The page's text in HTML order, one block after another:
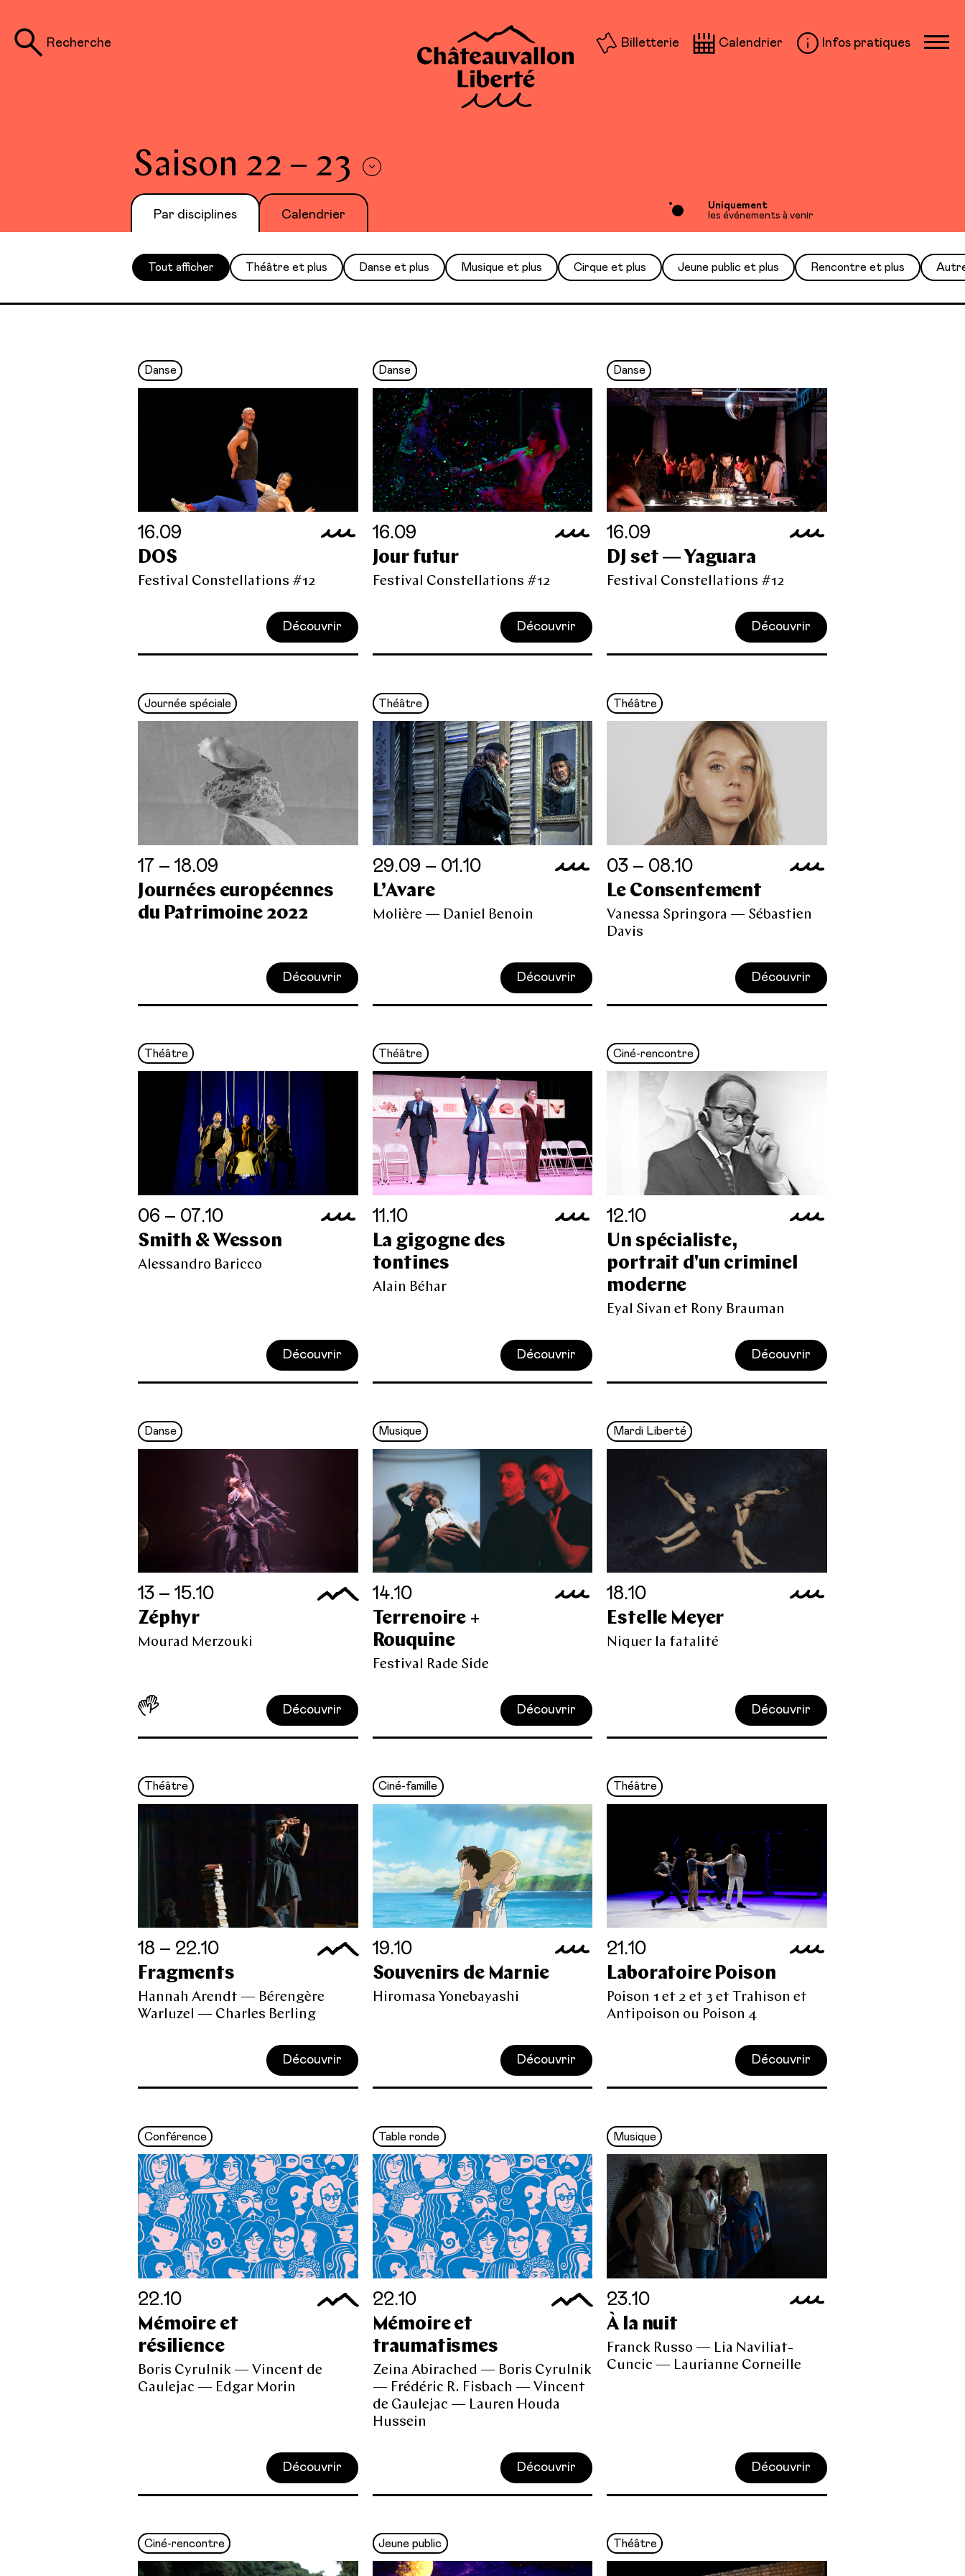
Recherche Billetterie Calendrier Infos pratiques
Saison 22 – 23
Par disciplines Calendrier
Uniquement
les événements à venir
Tout afficher Théâtre et plus Danse et plus Musique et plus Cirque et plus Jeune public et plus Rencontre et plus
Danse
16.09
DOS
Festival Constellations #12
Découvrir
Danse
16.09
Jour futur
Festival Constellations #12
Découvrir
Danse
16.09
DJ set — Yaguara
Festival Constellations #12
Découvrir
Journée spéciale
17 – 18.09
Journées européennes
du Patrimoine 2022
Découvrir
Théâtre
29.09 – 01.10
L’Avare
Molière — Daniel Benoin
Découvrir
Théâtre
03 – 08.10
Le Consentement
Vanessa Springora — Sébastien
Davis
Découvrir
Théâtre
06 – 07.10
Smith & Wesson
Alessandro Baricco
Découvrir
Théâtre
11.10
La gigogne des
tontines
Alain Béhar
Découvrir
Ciné-rencontre
12.10
Un spécialiste,
portrait d'un criminel
moderne
Eyal Sivan et Rony Brauman
Découvrir
Danse
13 – 15.10
Zéphyr
Mourad Merzouki
Découvrir
Musique
14.10
Terrenoire +
Rouquine
Festival Rade Side
Découvrir
Mardi Liberté
18.10
Estelle Meyer
Niquer la fatalité
Découvrir
Théâtre
18 – 22.10
Fragments
Hannah Arendt — Bérengère
Warluzel — Charles Berling
Découvrir
Ciné-famille
19.10
Souvenirs de Marnie
Hiromasa Yonebayashi
Découvrir
Théâtre
21.10
Laboratoire Poison
Poison 1 et 2 et 3 et Trahison et
Antipoison ou Poison 4
Découvrir
Conférence
22.10
Mémoire et
résilience
Boris Cyrulnik — Vincent de
Gaulejac — Edgar Morin
Découvrir
Table ronde
22.10
Mémoire et
traumatismes
Zeina Abirached — Boris Cyrulnik
— Frédéric R. Fisbach — Vincent
de Gaulejac — Lauren Houda
Hussein
Découvrir
Musique
23.10
À la nuit
Franck Russo — Lia Naviliat-
Cuncic — Laurianne Corneille
Découvrir
Ciné-rencontre Jeune public Théâtre